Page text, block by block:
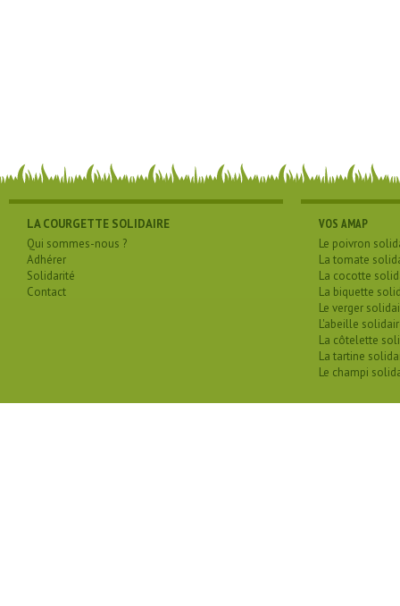
LA COURGETTE SOLIDAIRE
Qui sommes-nous ?
Adhérer
Solidarité
Contact
VOS AMAP
Le poivron
La tomate
La cocotte
La biquette
Le verger
L'abeille
La côtelette
La tartine
Le champi